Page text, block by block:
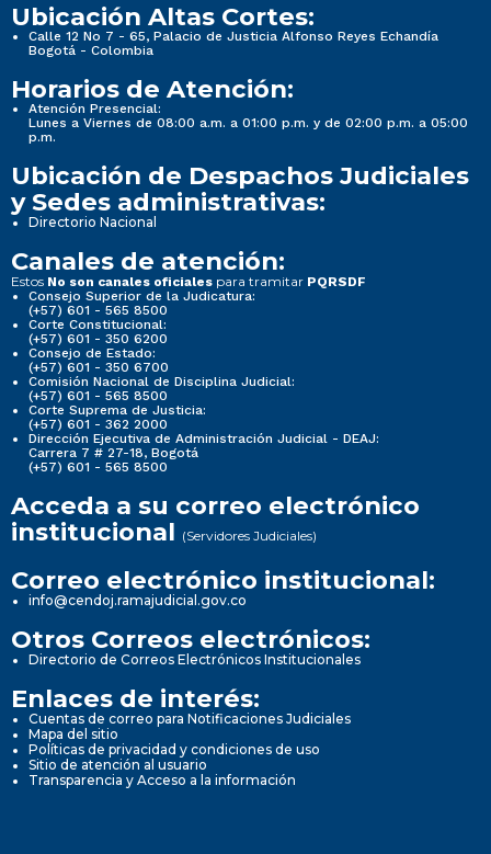
Ubicación Altas Cortes:
Calle 12 No 7 - 65, Palacio de Justicia Alfonso Reyes Echandía
Bogotá - Colombia
Horarios de Atención:
Atención Presencial:
Lunes a Viernes de 08:00 a.m. a 01:00 p.m. y de 02:00 p.m. a 05:00
p.m.
Ubicación de Despachos Judiciales
y Sedes administrativas:
Directorio Nacional
Canales de atención:
Estos No son canales oficiales para tramitar PQRSDF
Consejo Superior de la Judicatura:
(+57) 601 - 565 8500
Corte Constitucional:
(+57) 601 - 350 6200
Consejo de Estado:
(+57) 601 - 350 6700
Comisión Nacional de Disciplina Judicial:
(+57) 601 - 565 8500
Corte Suprema de Justicia:
(+57) 601 - 362 2000
Dirección Ejecutiva de Administración Judicial - DEAJ:
Carrera 7 # 27-18, Bogotá
(+57) 601 - 565 8500
Acceda a su correo electrónico
institucional (Servidores Judiciales)
Correo electrónico institucional:
info@cendoj.ramajudicial.gov.co
Otros Correos electrónicos:
Directorio de Correos Electrónicos Institucionales
Enlaces de interés:
Cuentas de correo para Notificaciones Judiciales
Mapa del sitio
Políticas de privacidad y condiciones de uso
Sitio de atención al usuario
Transparencia y Acceso a la información